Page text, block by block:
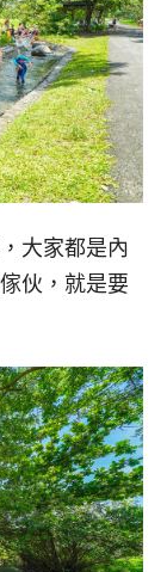
大家都是內
伙，就是要